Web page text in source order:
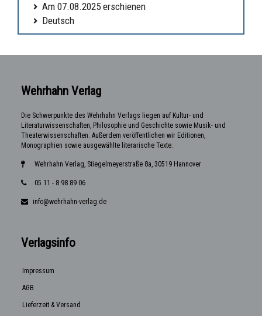
Am 07.08.2025 erschienen
Deutsch
Wehrhahn Verlag
Die Schwerpunkte des Wehrhahn Verlags liegen auf Kultur- und
Literaturwissenschaften, Philosophie und Geschichte sowie Musik- und
Theaterwissenschaften. Außerdem veröffentlichen wir Editionen,
Monographien sowie ausgewählte literarische Texte.
Wehrhahn Verlag, Stiegelmeyerstraße 8a, 30519 Hannover
05 11 - 8 98 89 06
info@wehrhahn-verlag.de
Verlagsinfo
Impressum
AGB
Lieferzeit & Versand